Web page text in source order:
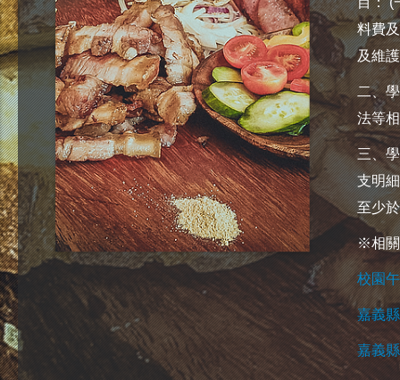
料費
及維
二、
法等
三、
支明
至少
※相關
校園
嘉義
嘉義